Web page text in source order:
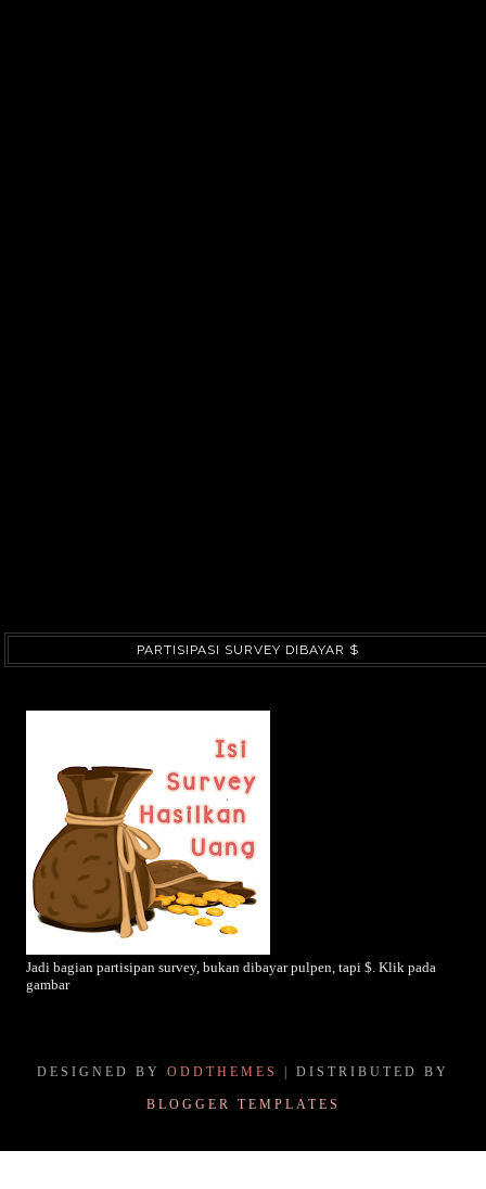
PARTISIPASI SURVEY DIBAYAR $
Jadi bagian partisipan survey, bukan dibayar pulpen, tapi $. Klik pada
gambar
DESIGNED BY ODDTHEMES | DISTRIBUTED BY
BLOGGER TEMPLATES